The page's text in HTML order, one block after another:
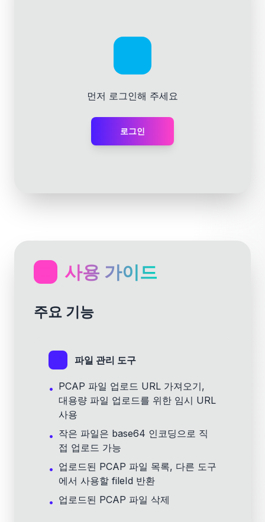
먼저 로그인해 주세요
로그인
사용 가이드
주요 기능
파일 관리 도구
• PCAP 파일 업로드 URL 가져오기,
대용량 파일 업로드를 위한 임시 URL
사용
• 작은 파일은 base64 인코딩으로 직
접 업로드 가능
• 업로드된 PCAP 파일 목록, 다른 도구
에서 사용할 fileId 반환
• 업로드된 PCAP 파일 삭제